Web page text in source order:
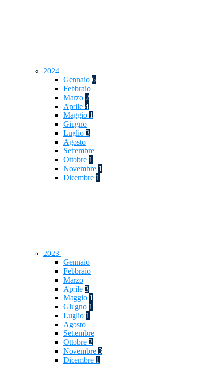
2024
Gennaio 6
Febbraio
Marzo 2
Aprile 4
Maggio 1
Giugno
Luglio 3
Agosto
Settembre
Ottobre 1
Novembre 1
Dicembre 1
2023
Gennaio
Febbraio
Marzo
Aprile 3
Maggio 1
Giugno 1
Luglio 1
Agosto
Settembre
Ottobre 2
Novembre 3
Dicembre 1